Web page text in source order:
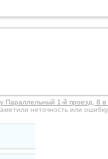
Параллельный 1-й проезд, 8
неточность или